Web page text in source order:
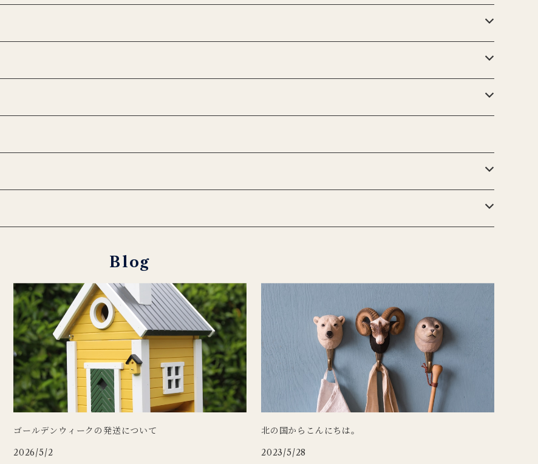
Blog
ゴールデンウィークの発送について
2026/5/2
北の国からこんにちは。
2023/5/28